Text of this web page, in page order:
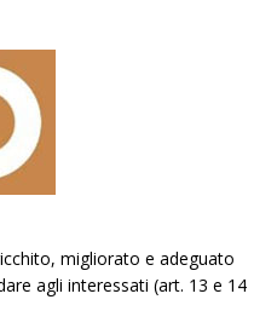
migliorato e adeguato
agli interessati (art. 13 e 14